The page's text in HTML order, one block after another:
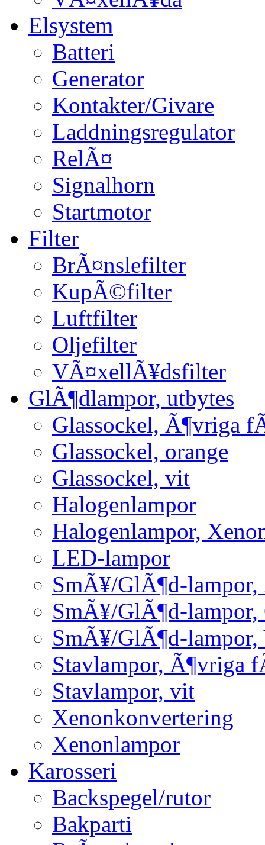
Elsystem
Batteri
Generator
Kontakter/Givare
Laddningsregulator
RelÃ¤
Signalhorn
Startmotor
Filter
BrÃ¤nslefilter
KupÃ©filter
Luftfilter
Oljefilter
VÃ¤xellÃ¥dsfilter
GlÃ¶dlampor, utbytes
Glassockel, Ã¶vriga
Glassockel, orange
Glassockel, vit
Halogenlampor
Halogenlampor,
LED-lampor
SmÃ¥/GlÃ¶d-
SmÃ¥/GlÃ¶d-lampor,
SmÃ¥/GlÃ¶d-
Stavlampor, Ã¶vriga
Stavlampor, vit
Xenonkonvertering
Xenonlampor
Karosseri
Backspegel/rutor
Bakparti